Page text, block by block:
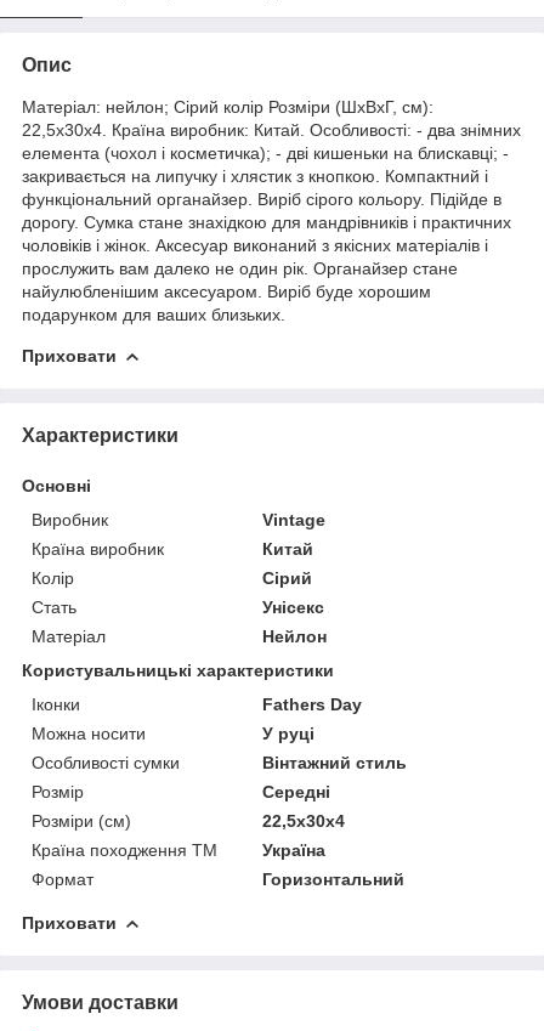
Опис
Матеріал: нейлон; Сірий колір Розміри (ШхВхГ, см):
22,5х30х4. Країна виробник: Китай. Особливості: - два знімних
елемента (чохол і косметичка); - дві кишеньки на блискавці; -
закривається на липучку і хлястик з кнопкою. Компактний і
функціональний органайзер. Виріб сірого кольору. Підійде в
дорогу. Сумка стане знахідкою для мандрівників і практичних
чоловіків і жінок. Аксесуар виконаний з якісних матеріалів і
прослужить вам далеко не один рік. Органайзер стане
найулюбленішим аксесуаром. Виріб буде хорошим
подарунком для ваших близьких.
Приховати
Характеристики
Основні
Виробник
Vintage
Країна виробник
Китай
Колір
Сірий
Стать
Унісекс
Матеріал
Нейлон
Користувальницькі характеристики
Іконки
Fathers Day
Можна носити
У руці
Особливості сумки
Вінтажний стиль
Розмір
Середні
Розміри (см)
22,5х30х4
Країна походження ТМ
Україна
Формат
Горизонтальний
Приховати
Умови доставки